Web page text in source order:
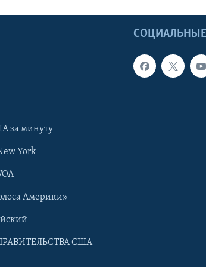
за минуту
York
Америки»
США